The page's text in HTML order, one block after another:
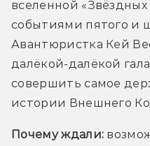
вселенной
событиями пятого и
Авантюристка Кей
далёкой-далёкой
совершить самое
истории Внешнего
Почему ждали: